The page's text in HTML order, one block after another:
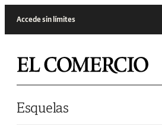
Accede sin límites
Esquelas